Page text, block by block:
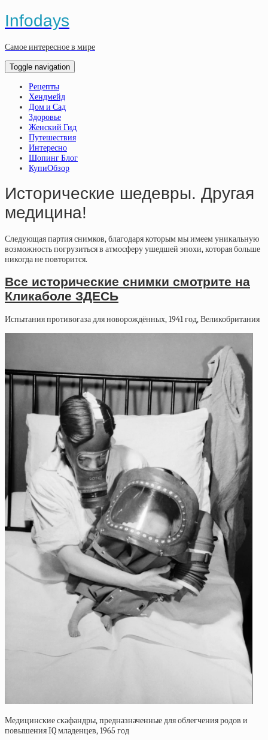
Infodays
Самое интересное в мире
Toggle navigation
Рецепты
Хендмейд
Дом и Сад
Здоровье
Женский Гид
Путешествия
Интересно
Шопинг Блог
КупиОбзор
Исторические шедевры. Другая
медицина!
Следующая партия снимков, благодаря которым мы имеем уникальную
возможность погрузиться в атмосферу ушедшей эпохи, которая больше
никогда не повторится.
Все исторические снимки смотрите на
Кликаболе ЗДЕСЬ
Испытания противогаза для новорождённых, 1941 год, Великобритания
Медицинские скафандры, предназначенные для облегчения родов и
повышения IQ младенцев, 1965 год